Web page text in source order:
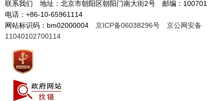
联系我们 地址：北京市朝阳区朝阳门南大街2号 邮编：100701
电话：+86-10-65961114
网站标识码：bm02000004 京ICP备06038296号
京公网安备
11040102700114